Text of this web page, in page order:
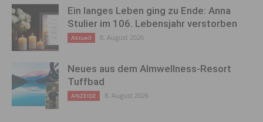
Ein langes Leben ging zu Ende: Anna
Stulier im 106. Lebensjahr verstorben
Aktuell 8. August 2026
Neues aus dem Almwellness-Resort
Tuffbad
ANZEIGE 8. August 2026